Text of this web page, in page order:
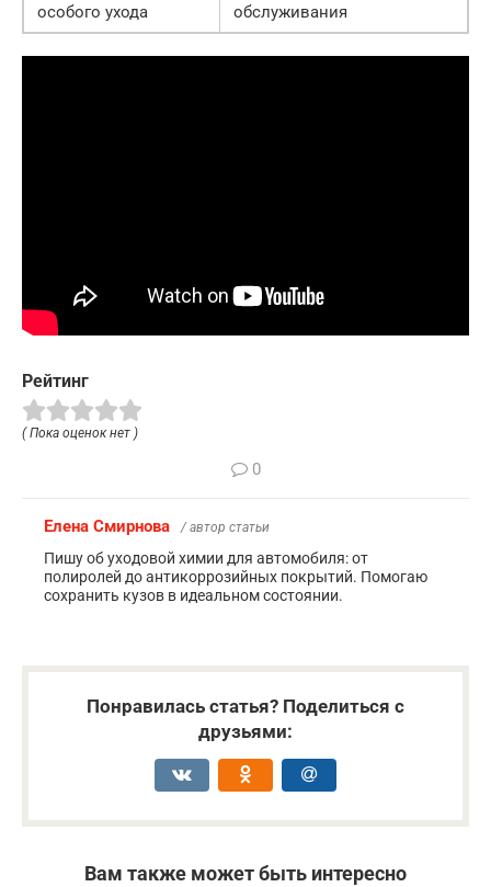
особого ухода обслуживания
Рейтинг
( Пока оценок нет )
0
Елена Смирнова / автор статьи
Пишу об уходовой химии для автомобиля: от
полиролей до антикоррозийных покрытий. Помогаю
сохранить кузов в идеальном состоянии.
Понравилась статья? Поделиться с
друзьями:
Вам также может быть интересно